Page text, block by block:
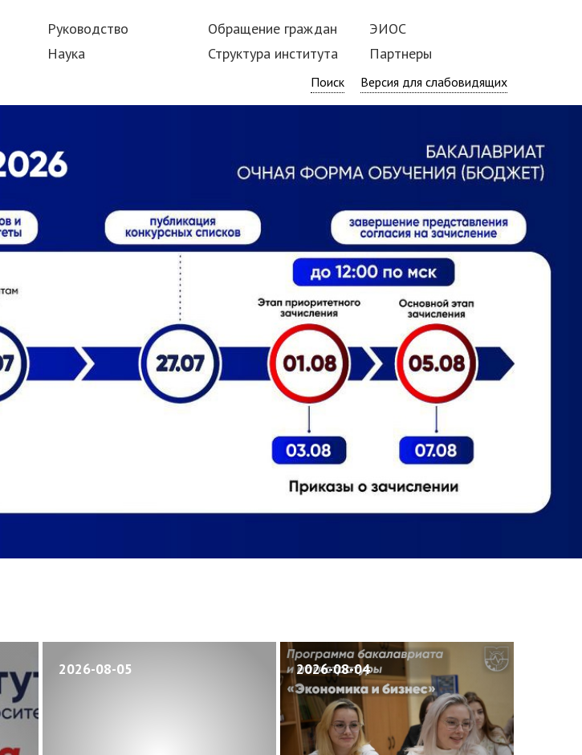
Руководство Обращение граждан
ЭИОС
Наука Структура института Партнеры
Поиск
2026-08-05 2026-08-04